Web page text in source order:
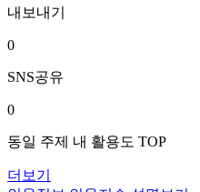
내보내기
0
SNS공유
0
동일 주제 내 활용도 TOP
더보기